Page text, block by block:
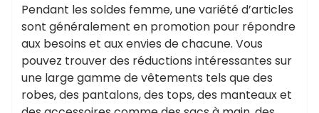
Pendant les soldes femme, une variété d’articles
sont généralement en promotion pour répondre
aux besoins et aux envies de chacune. Vous
pouvez trouver des réductions intéressantes sur
une large gamme de vêtements tels que des
robes, des pantalons, des tops, des manteaux et